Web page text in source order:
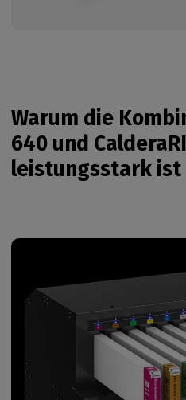
Warum die
640 und
leistungsstark ist